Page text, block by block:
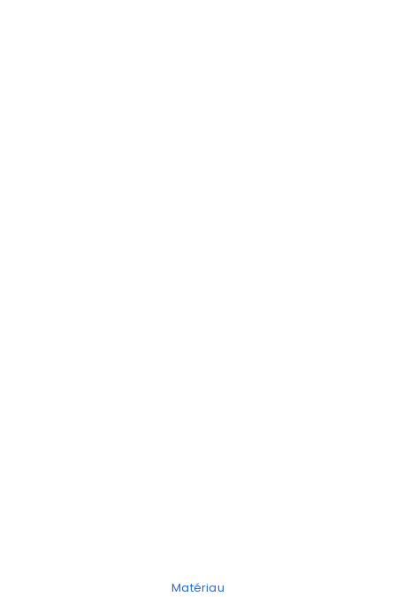
Matériau